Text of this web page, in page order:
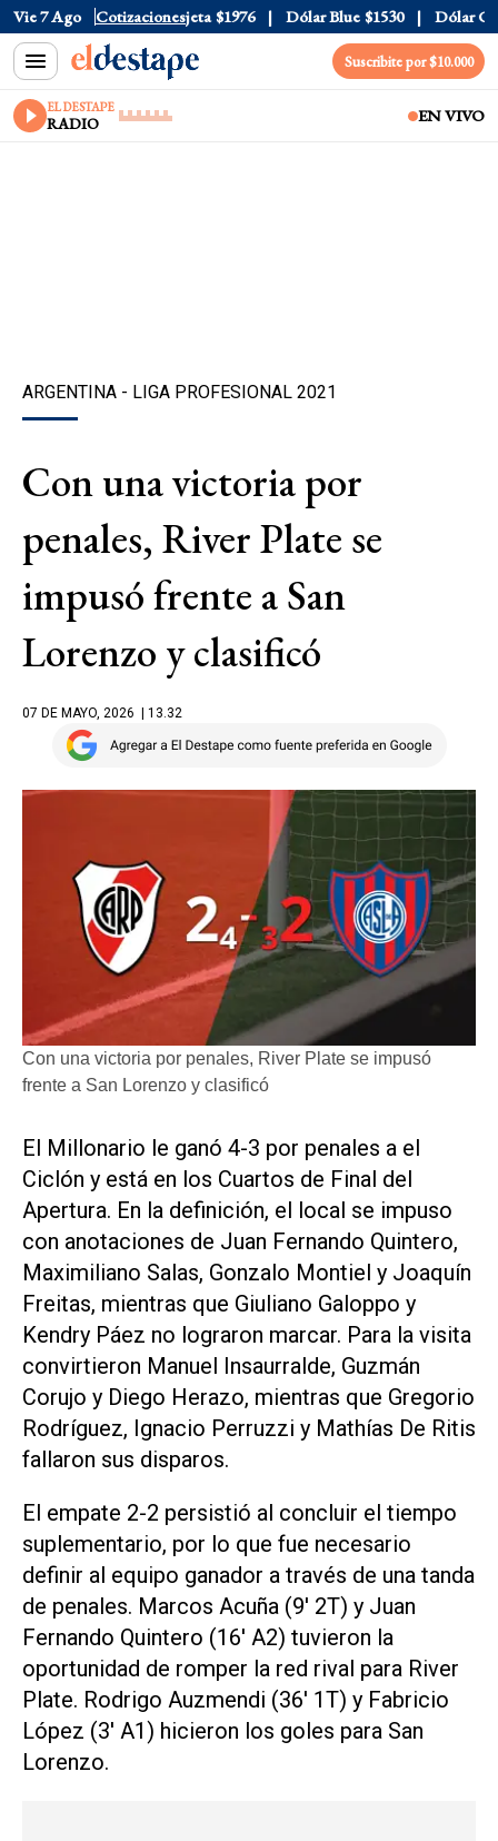
Vie 7 Ago Cotizaciones
$1520 Dólar Tarjeta $1976 Dólar Blue $1530 Dólar CCL
Suscribite por $10.000
EL DESTAPE
RADIO EN VIVO
ARGENTINA - LIGA PROFESIONAL 2021
Con una victoria por
penales, River Plate se
impusó frente a San
Lorenzo y clasificó
07 DE MAYO, 2026 | 13.32
Con una victoria por penales, River Plate se impusó
frente a San Lorenzo y clasificó
El Millonario le ganó 4-3 por penales a el
Ciclón y está en los Cuartos de Final del
Apertura. En la definición, el local se impuso
con anotaciones de Juan Fernando Quintero,
Maximiliano Salas, Gonzalo Montiel y Joaquín
Freitas, mientras que Giuliano Galoppo y
Kendry Páez no lograron marcar. Para la visita
convirtieron Manuel Insaurralde, Guzmán
Corujo y Diego Herazo, mientras que Gregorio
Rodríguez, Ignacio Perruzzi y Mathías De Ritis
fallaron sus disparos.
El empate 2-2 persistió al concluir el tiempo
suplementario, por lo que fue necesario
definir al equipo ganador a través de una tanda
de penales. Marcos Acuña (9' 2T) y Juan
Fernando Quintero (16' A2) tuvieron la
oportunidad de romper la red rival para River
Plate. Rodrigo Auzmendi (36' 1T) y Fabricio
López (3' A1) hicieron los goles para San
Lorenzo.